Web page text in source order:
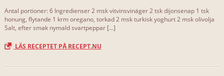
Antal portioner: 6 Ingredienser 2 msk vitvinsvinäger 2 tsk dijonsenap 1 tsk
honung, flytande 1 krm oregano, torkad 2 msk turkisk yoghurt 2 msk olivolja
Salt, efter smak nymald svartpeppar [...]
LÄS RECEPTET PÅ RECEPT.NU